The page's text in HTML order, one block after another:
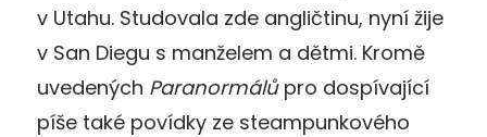
v Utahu. Studovala zde angličtinu, nyní žije
v San Diegu s manželem a dětmi. Kromě
uvedených Paranormálůpro dospívající
píše také povídky ze steampunkového